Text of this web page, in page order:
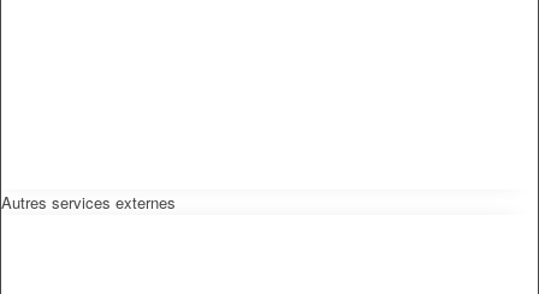
Autres services externes